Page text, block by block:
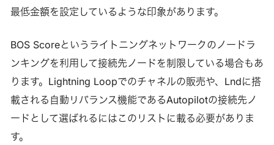
最低金額を設定しているような印象があります。
BOS Scoreというライトニングネットワークのノードラ
ンキングを利用して接続先ノードを制限している場合もあ
ります。Lightning Loopでのチャネルの販売や、Lndに搭
載される自動リバランス機能であるAutopilotの接続先ノ
ードとして選ばれるにはこのリストに載る必要がありま
す。